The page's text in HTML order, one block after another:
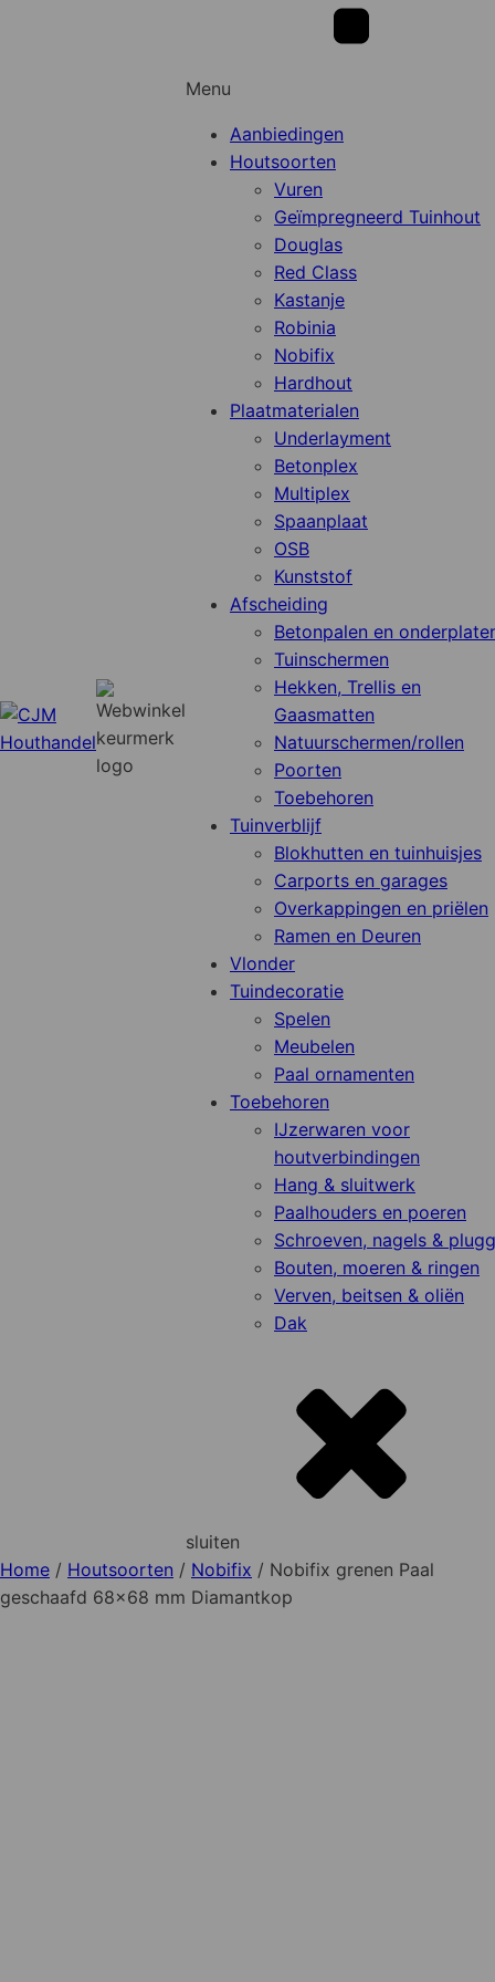
Menu
Aanbiedingen
Houtsoorten
Vuren
Geïmpregneerd Tuinhout
Douglas
Red Class
Kastanje
Robinia
Nobifix
Hardhout
Plaatmaterialen
Underlayment
Betonplex
Multiplex
Spaanplaat
OSB
Kunststof
Afscheiding
Betonpalen en
Tuinschermen
Hekken, Trellis en
Gaasmatten
Natuurschermen/rollen
Poorten
Toebehoren
Tuinverblijf
Blokhutten en tuinhuisjes
Carports en garages
Overkappingen en priëlen
Ramen en Deuren
Vlonder
Tuindecoratie
Spelen
Meubelen
Paal ornamenten
Toebehoren
IJzerwaren voor
houtverbindingen
Hang & sluitwerk
Paalhouders en poeren
Schroeven, nagels &
Bouten, moeren & ringen
Verven, beitsen & oliën
Dak
sluiten
Home / Houtsoorten / Nobifix / Nobifix grenen Paal
geschaafd 68x68 mm Diamantkop